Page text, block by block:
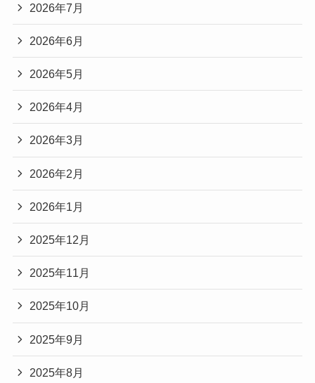
2026年7月
2026年6月
2026年5月
2026年4月
2026年3月
2026年2月
2026年1月
2025年12月
2025年11月
2025年10月
2025年9月
2025年8月